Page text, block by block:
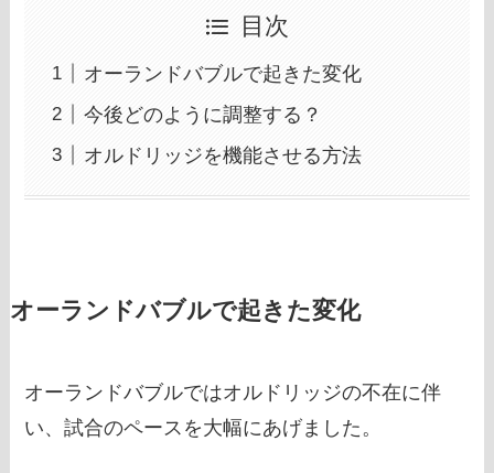
目次
オーランドバブルで起きた変化
今後どのように調整する？
オルドリッジを機能させる方法
オーランドバブルで起きた変化
オーランドバブルではオルドリッジの不在に伴
い、試合のペースを大幅にあげました。